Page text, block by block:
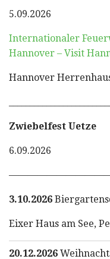
5.09.2026
Internationaler
Hannover – Visit
Hannover
Zwiebelfest Uetze
6.09.2026
3.10.2026
Eixer Haus am See,
20.12.2026